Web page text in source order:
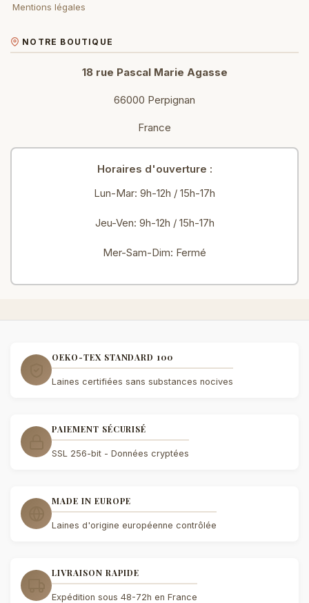
Mentions légales
NOTRE BOUTIQUE
18 rue Pascal Marie Agasse
66000 Perpignan
France
Horaires d'ouverture :
Lun-Mar: 9h-12h / 15h-17h
Jeu-Ven: 9h-12h / 15h-17h
Mer-Sam-Dim: Fermé
OEKO-TEX STANDARD 100
Laines certifiées sans substances nocives
PAIEMENT SÉCURISÉ
SSL 256-bit - Données cryptées
MADE IN EUROPE
Laines d'origine européenne contrôlée
LIVRAISON RAPIDE
Expédition sous 48-72h en France